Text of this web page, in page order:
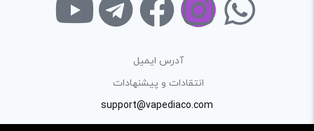
راهنمایی در این بخش خودداری کرده و سوالات خود را در بخش
آدرس ایمیل
انتقادات و پیشنهادات
support@vapediaco.com